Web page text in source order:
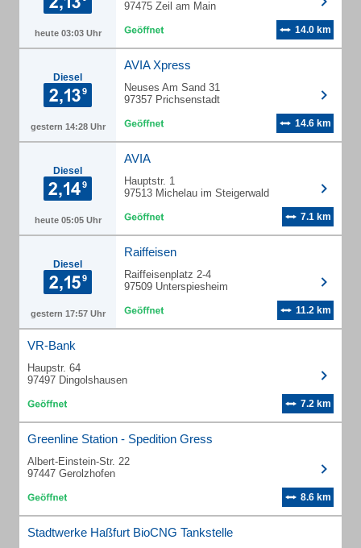
heute 03:03 Uhr
97475 Zeil am Main
14.0 km
Diesel
gestern 14:28 Uhr
AVIA Xpress
Neuses Am Sand 31
97357 Prichsenstadt
14.6 km
Diesel
heute 05:05 Uhr
AVIA
Hauptstr. 1
97513 Michelau im Steigerwald
7.1 km
Diesel
gestern 17:57 Uhr
Raiffeisen
Raiffeisenplatz 2-4
97509 Unterspiesheim
11.2 km
VR-Bank
Haupstr. 64
97497 Dingolshausen
7.2 km
Greenline Station - Spedition Gress
Albert-Einstein-Str. 22
97447 Gerolzhofen
8.6 km
Stadtwerke Haßfurt BioCNG Tankstelle